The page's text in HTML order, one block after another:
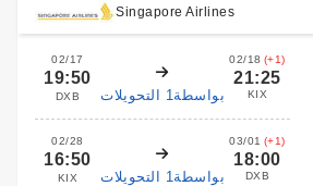
Singapore Airlines
02/17
19:50
DXB بواسطة1 التحويلات
02/18 (+1)
21:25
KIX
02/28
16:50
KIX بواسطة1 التحويلات
03/01 (+1)
18:00
DXB